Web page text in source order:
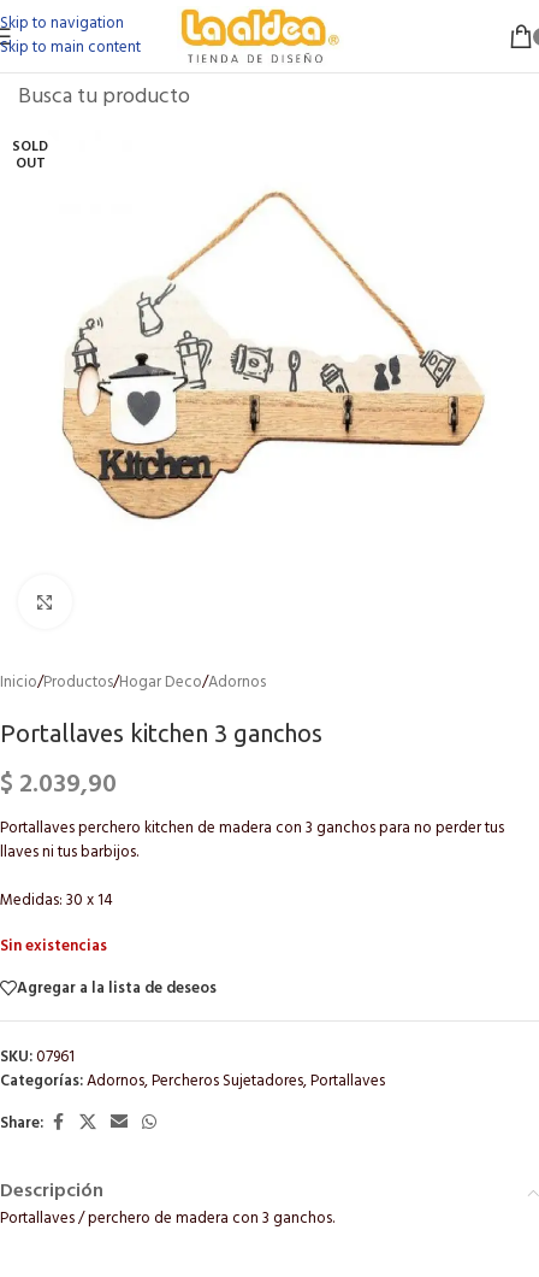
Skip to navigation
Skip to main content
SOLD
OUT
Inicio/Productos/Hogar Deco/Adornos
Portallaves kitchen 3 ganchos
$ 2.039,90
Portallaves perchero kitchen de madera con 3 ganchos para no perder tus
llaves ni tus barbijos.
Medidas: 30 x 14
Sin existencias
Agregar a la lista de deseos
SKU:07961
Categorías:Adornos,Percheros Sujetadores,Portallaves
Share:
Descripción
Portallaves / perchero de madera con 3 ganchos.